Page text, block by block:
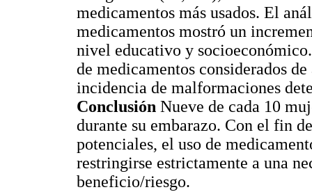
medicamentos más usados. El
medicamentos mostró un
nivel educativo y
de medicamentos considerados
incidencia de malformaciones
Conclusión Nueve de cada 10
durante su embarazo. Con el fin
potenciales, el uso de
restringirse estrictamente a una
beneficio/riesgo.